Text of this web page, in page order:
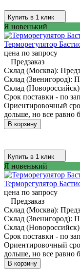
Купить в 1 клик
Я новенький
Терморегулятор
цена по запросу
Предзаказ
Склад (Москва):
Склад (Звенигород):
Склад
Срок поставки - по
Ориентировочный
дольше, но все равно
В корзину
Купить в 1 клик
Я новенький
Терморегулятор
цена по запросу
Предзаказ
Склад (Москва):
Склад (Звенигород):
Склад
Срок поставки - по
Ориентировочный
дольше, но все равно
В корзину